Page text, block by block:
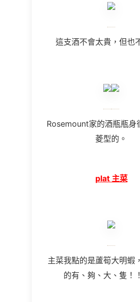
這支酒不會太貴，但也
Rosemount家的酒瓶瓶身
菱型的。
plat 主菜
主菜我點的是蘆筍大明蝦
的有、夠、大、隻！